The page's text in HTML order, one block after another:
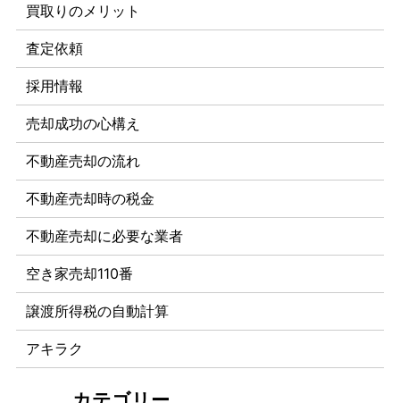
買取りのメリット
査定依頼
採用情報
売却成功の心構え
不動産売却の流れ
不動産売却時の税金
不動産売却に必要な業者
空き家売却110番
譲渡所得税の自動計算
アキラク